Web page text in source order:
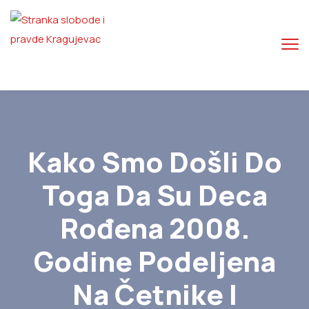
Kako Smo Došli Do
Toga Da Su Deca
Rođena 2008.
Godine Podeljena
Na Četnike I